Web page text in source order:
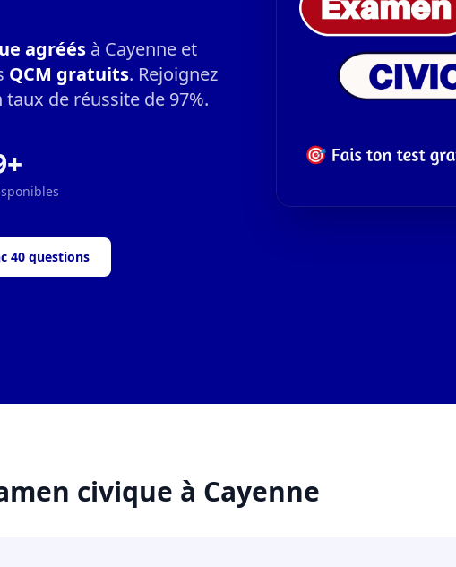
agréés à Cayenne et
QCM gratuits. Rejoignez
de réussite de 97%.
40 questions
civique à Cayenne